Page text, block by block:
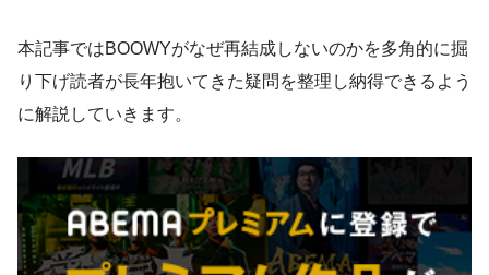
本記事ではBOOWYがなぜ再結成しないのかを多角的に掘
り下げ読者が長年抱いてきた疑問を整理し納得できるよう
に解説していきます。